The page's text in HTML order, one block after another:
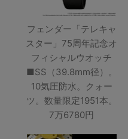
フェンダー「テレキャ
スター」75周年記念オ
フィシャルウオッチ
■SS（39.8mm径）。
10気圧防水。クォー
ツ。数量限定1951本。
7万6780円